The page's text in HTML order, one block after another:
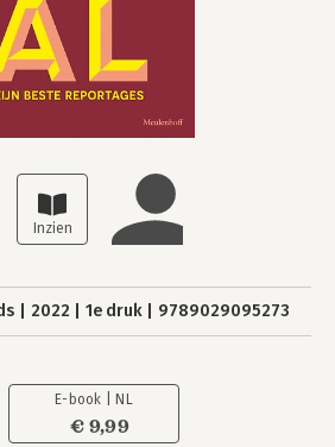
2022 1e druk 9789029095273
E-book | NL
€ 9,99